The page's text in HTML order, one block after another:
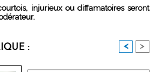
injurieux ou diffamatoires seront
: < >